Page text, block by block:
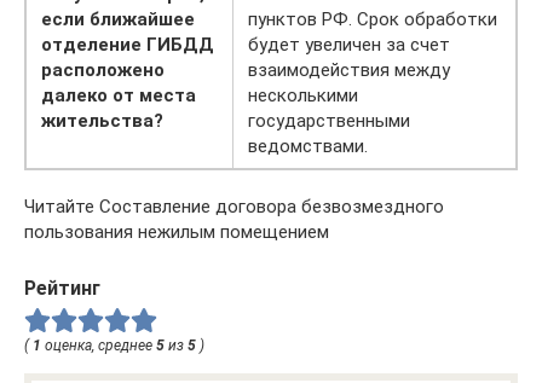
если ближайшее
отделение ГИБДД
расположено
далеко от места
жительства?
пунктов РФ. Срок обработки
будет увеличен за счет
взаимодействия между
несколькими
государственными
ведомствами.
Читайте Составление договора безвозмездного
пользования нежилым помещением
Рейтинг
( 1 оценка, среднее 5 из 5 )